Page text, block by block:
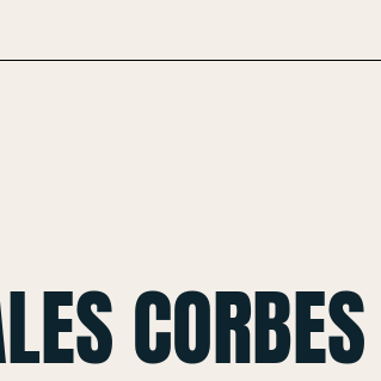
CORBES